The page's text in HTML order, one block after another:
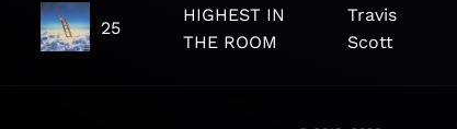
25
HIGHEST IN
THE ROOM
Travis
Scott